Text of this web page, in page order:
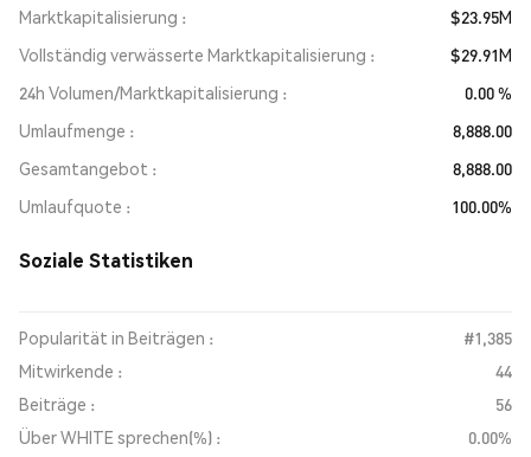
Marktkapitalisierung
$23.95M
Vollständig verwässerte Marktkapitalisierung
$29.91M
24h Volumen/Marktkapitalisierung
0.00 %
Umlaufmenge
8,888.00
Gesamtangebot
8,888.00
Umlaufquote
100.00%
Soziale Statistiken
Popularität in Beiträgen :
#1,385
Mitwirkende :
44
Beiträge :
56
Über WHITE sprechen(%) :
0.00%